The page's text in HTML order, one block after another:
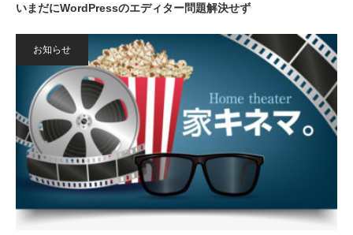
いまだにWordPressのエディター問題解決せず
お知らせ